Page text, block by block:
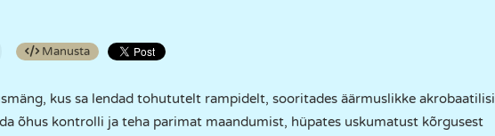
Manusta
kus sa lendad tohututelt rampidelt, sooritades äärmuslikke akrobaatilisi
õhus kontrolli ja teha parimat maandumist, hüpates uskumatust kõrgusest